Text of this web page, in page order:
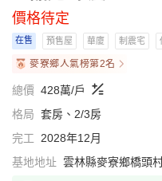
價格待定
在售 預售屋 華廈 制震宅
麥寮鄉人氣榜第2名
總價 428萬/戶
格局 套房、2/3房
完工 2028年12月
基地地址 雲林縣麥寮鄉橋頭